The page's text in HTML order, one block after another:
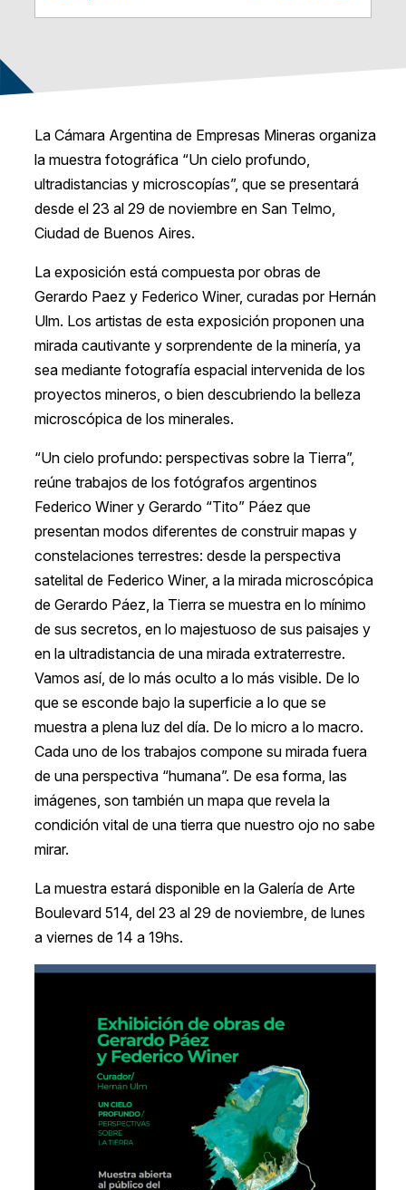
La Cámara Argentina de Empresas Mineras organiza
la muestra fotográfica “Un cielo profundo,
ultradistancias y microscopías”, que se presentará
desde el 23 al 29 de noviembre en San Telmo,
Ciudad de Buenos Aires.
La exposición está compuesta por obras de
Gerardo Paez y Federico Winer, curadas por Hernán
Ulm. Los artistas de esta exposición proponen una
mirada cautivante y sorprendente de la minería, ya
sea mediante fotografía espacial intervenida de los
proyectos mineros, o bien descubriendo la belleza
microscópica de los minerales.
“Un cielo profundo: perspectivas sobre la Tierra”,
reúne trabajos de los fotógrafos argentinos
Federico Winer y Gerardo “Tito” Páez que
presentan modos diferentes de construir mapas y
constelaciones terrestres: desde la perspectiva
satelital de Federico Winer, a la mirada microscópica
de Gerardo Páez, la Tierra se muestra en lo mínimo
de sus secretos, en lo majestuoso de sus paisajes y
en la ultradistancia de una mirada extraterrestre.
Vamos así, de lo más oculto a lo más visible. De lo
que se esconde bajo la superficie a lo que se
muestra a plena luz del día. De lo micro a lo macro.
Cada uno de los trabajos compone su mirada fuera
de una perspectiva “humana”. De esa forma, las
imágenes, son también un mapa que revela la
condición vital de una tierra que nuestro ojo no sabe
mirar.
La muestra estará disponible en la Galería de Arte
Boulevard 514, del 23 al 29 de noviembre, de lunes
a viernes de 14 a 19hs.